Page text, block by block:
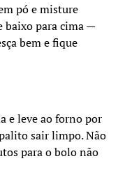
pó e misture
baixo para cima —
bem e fique
e leve ao forno por
sair limpo. Não
para o bolo não